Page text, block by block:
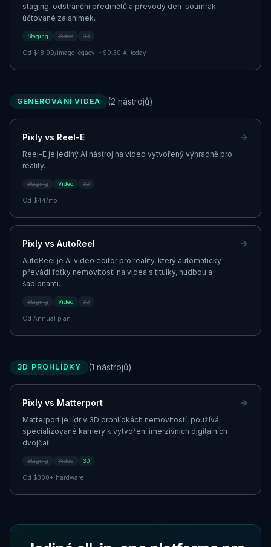
staging, odstranění předmětů a převody den-soumrak
účtované za snímek.
Staging Video 3D
Od $18.99/image legacy; ~$0.30 AI today
GENEROVÁNÍ VIDEA (2 nástrojů)
Pixly vs Reel-E
Reel-E je jediný AI nástroj na video vytvořený výhradně pro
reality.
Staging Video 3D
Od $44/mo
Pixly vs AutoReel
AutoReel je AI video editor pro reality, který automaticky
převádí fotky nemovitostí na videa s titulky, hudbou a
šablonami.
Staging Video 3D
Od Annual plan
3D PROHLÍDKY (1 nástrojů)
Pixly vs Matterport
Matterport je lídr v 3D prohlídkách nemovitostí, používá
specializované kamery k vytvoření imerzivních digitálních
dvojčat.
Staging Video 3D
Od $300+ hardware